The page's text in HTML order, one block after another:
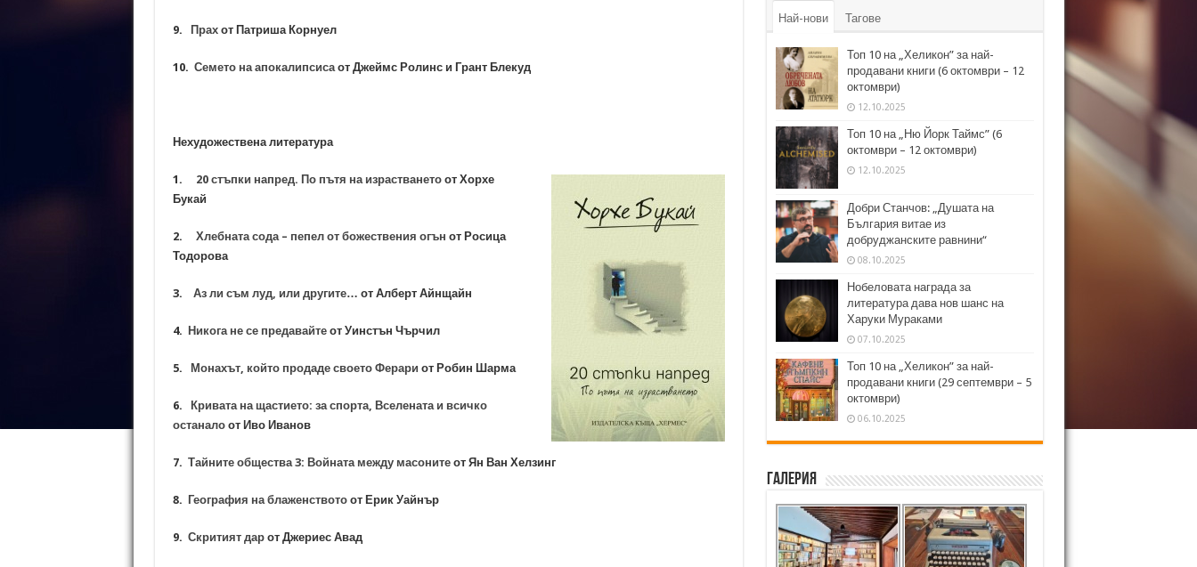
9. Прахот Патриша Корнуел
10. Семето на апокалипсисаот Джеймс Ролинс и Грант Блекуд
Нехудожествена литература
1. 20 стъпки напред. По пътя на израстванетоот Хорхе
Букай
2. Хлебната сода – пепел от божествения огън от Росица
Тодорова
3. Аз ли съм луд, или другите… от Алберт Айнщайн
4. Никога не се предавайтеот Уинстън Чърчил
5. Монахът, който продаде своето Ферари от Робин Шарма
6.
Кривата на щастието: за спорта, Вселената и всичко
останалоот Иво Иванов
7. Тайните общества 3: Войната между масонитеот Ян Ван Хелзинг
8. География на блаженствотоот Ерик Уайнър
9. Скритият дарот Джериес Авад
Най-нови Тагове
Топ 10 на „Хеликон” за най-
продавани книги (6 октомври – 12
октомври)
12.10.2025
Топ 10 на „Ню Йорк Таймс” (6
октомври – 12 октомври)
12.10.2025
Добри Станчов: „Душата на
България витае из
добруджанските равнини“
08.10.2025
Нобеловата награда за
литература дава нов шанс на
Харуки Мураками
07.10.2025
Топ 10 на „Хеликон” за най-
продавани книги (29 септември – 5
октомври)
06.10.2025
Галерия